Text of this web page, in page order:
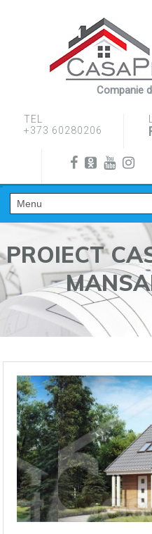
Companie
TEL
+373 60280206
PROIECT